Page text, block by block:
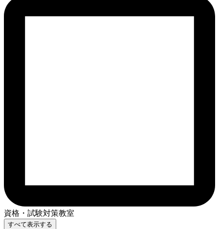
資格・試験対策教室
すべて表示する